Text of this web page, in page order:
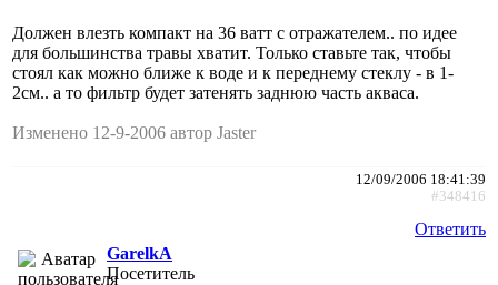
Должен влезть компакт на 36 ватт с отражателем.. по идее
для большинства травы хватит. Только ставьте так, чтобы
стоял как можно ближе к воде и к переднему стеклу - в 1-
2см.. а то фильтр будет затенять заднюю часть акваса.
Изменено 12-9-2006 автор Jaster
12/09/2006 18:41:39
#348416
Ответить
GarelkA
Посетитель